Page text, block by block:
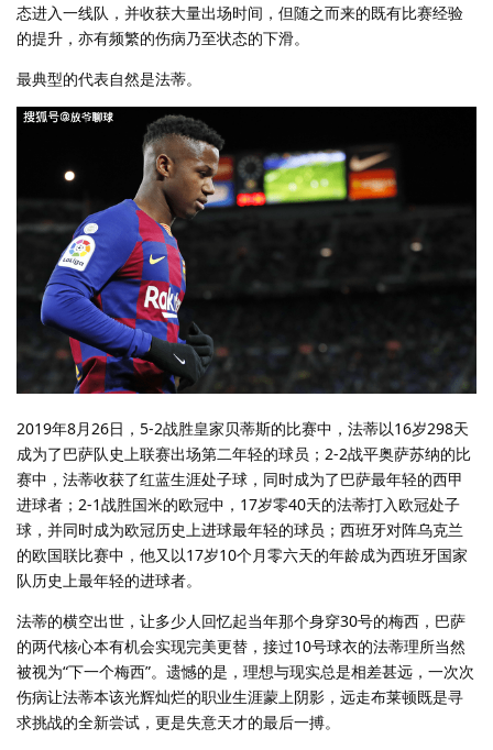
态进入一线队，并收获大量出场时间，但随之而来的既有比赛经验
的提升，亦有频繁的伤病乃至状态的下滑。
最典型的代表自然是法蒂。
2019年8月26日，5-2战胜皇家贝蒂斯的比赛中，法蒂以16岁298天
成为了巴萨队史上联赛出场第二年轻的球员；2-2战平奥萨苏纳的比
赛中，法蒂收获了红蓝生涯处子球，同时成为了巴萨最年轻的西甲
进球者；2-1战胜国米的欧冠中，17岁零40天的法蒂打入欧冠处子
球，并同时成为欧冠历史上进球最年轻的球员；西班牙对阵乌克兰
的欧国联比赛中，他又以17岁10个月零六天的年龄成为西班牙国家
队历史上最年轻的进球者。
法蒂的横空出世，让多少人回忆起当年那个身穿30号的梅西，巴萨
的两代核心本有机会实现完美更替，接过10号球衣的法蒂理所当然
被视为“下一个梅西”。遗憾的是，理想与现实总是相差甚远，一次次
伤病让法蒂本该光辉灿烂的职业生涯蒙上阴影，远走布莱顿既是寻
求挑战的全新尝试，更是失意天才的最后一搏。